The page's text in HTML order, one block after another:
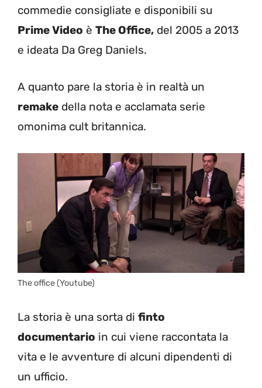
commedie consigliate e disponibili su
Prime Video è The Office, del 2005 a 2013
e ideata Da Greg Daniels.
A quanto pare la storia è in realtà un
remake della nota e acclamata serie
omonima cult britannica.
The office (Youtube)
La storia è una sorta di finto
documentario in cui viene raccontata la
vita e le avventure di alcuni dipendenti di
un ufficio.